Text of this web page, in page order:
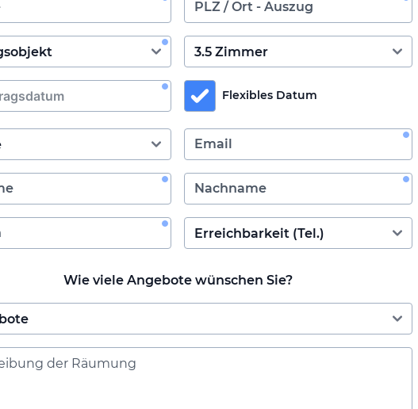
Flexibles Datum
Wie viele Angebote wünschen Sie?